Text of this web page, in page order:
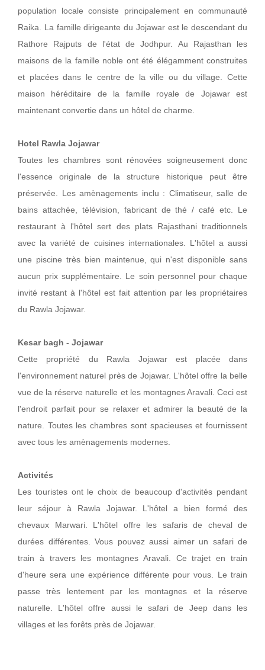
population locale consiste principalement en communauté
Raika. La famille dirigeante du Jojawar est le descendant du
Rathore Rajputs de l'état de Jodhpur. Au Rajasthan les
maisons de la famille noble ont été élégamment construites
et placées dans le centre de la ville ou du village. Cette
maison héréditaire de la famille royale de Jojawar est
maintenant convertie dans un hôtel de charme.
Hotel Rawla Jojawar
Toutes les chambres sont rénovées soigneusement donc
l'essence originale de la structure historique peut être
préservée. Les amènagements inclu : Climatiseur, salle de
bains attachée, télévision, fabricant de thé / café etc. Le
restaurant à l'hôtel sert des plats Rajasthani traditionnels
avec la variété de cuisines internationales. L'hôtel a aussi
une piscine très bien maintenue, qui n'est disponible sans
aucun prix supplémentaire. Le soin personnel pour chaque
invité restant à l'hôtel est fait attention par les propriétaires
du Rawla Jojawar.
Kesar bagh - Jojawar
Cette propriété du Rawla Jojawar est placée dans
l'environnement naturel près de Jojawar. L'hôtel offre la belle
vue de la réserve naturelle et les montagnes Aravali. Ceci est
l'endroit parfait pour se relaxer et admirer la beauté de la
nature. Toutes les chambres sont spacieuses et fournissent
avec tous les amènagements modernes.
Activités
Les touristes ont le choix de beaucoup d'activités pendant
leur séjour à Rawla Jojawar. L'hôtel a bien formé des
chevaux Marwari. L'hôtel offre les safaris de cheval de
durées différentes. Vous pouvez aussi aimer un safari de
train à travers les montagnes Aravali. Ce trajet en train
d'heure sera une expérience différente pour vous. Le train
passe très lentement par les montagnes et la réserve
naturelle. L'hôtel offre aussi le safari de Jeep dans les
villages et les forêts près de Jojawar.